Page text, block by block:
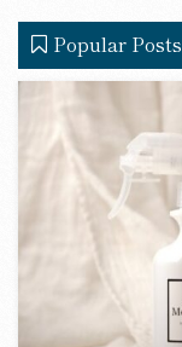
c
e
b
o
o
e
Popular Posts